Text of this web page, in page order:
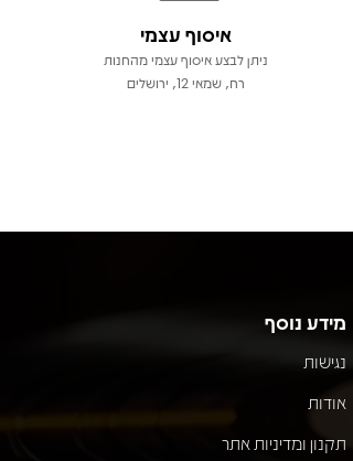
איסוף עצמי
ניתן לבצע איסוף עצמי מהחנות
רח, שמאי 12, ירושלים
מידע נוסף
נגישות
אודות
תקנון ומדיניות אתר